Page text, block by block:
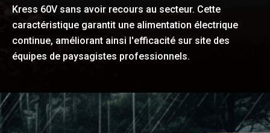
Kress 60V sans avoir recours au secteur. Cette
caractéristique garantit une alimentation électrique
continue, améliorant ainsi l'efficacité sur site des
équipes de paysagistes professionnels.